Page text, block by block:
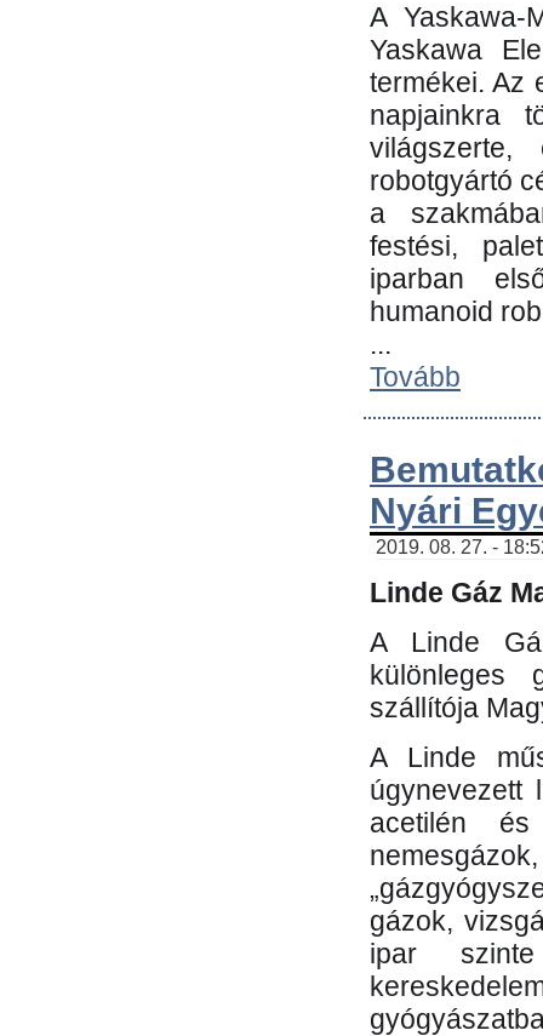
A Yaskawa-
Yaskawa
termékei. Az
napjainkra
robotgyártó
a
festési,
iparban
humanoid
...
Tovább
Nyári
2019. 08. 27. -
Linde Gáz
A Linde
különleges
szállítója
A Linde
úgynevezett
acetilén és
gázok,
ipar